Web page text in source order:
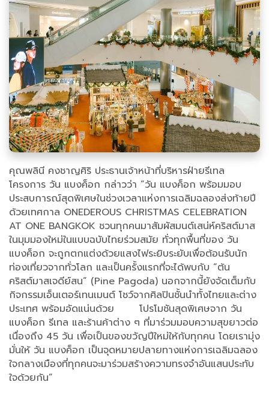
คุณพลินี คงชาญศิริ ประธานเจ้าหน้าที่บริหารฝ่ายรีเทล
โครงการ วัน แบงค็อก กล่าวว่า ”วัน แบงค็อก พร้อมมอบ
ประสบการณ์สุดพิเศษในช่วงเวลาแห่งการเฉลิมฉลองส่งท้ายปี
ด้วยเทศกาล ONEDEROUS CHRISTMAS CELEBRATION
AT ONE BANGKOK ชวนทุกคนมาสัมผัสมนต์เสน่ห์คริสต์มาส
ในมุมมองใหม่ในแบบฉบับไทยร่วมสมัย ทั่วทุกพื้นที่ของ วัน
แบงค็อก จะถูกตกแต่งด้วยแสงไฟระยิบระยับเพื่อต้อนรับนัก
ท่องเที่ยวจากทั่วโลก และเป็นครั้งแรกที่จะได้พบกับ “ต้น
คริสต์มาสเจดีย์สน” (Pine Pagoda) นอกจากนี้ยังจัดเต็มกับ
กิจกรรมเอ็นเตอร์เทนเมนต์ โชว์จากศิลปินชั้นนำทั้งไทยและต่าง
ประเทศ พร้อมอัดแน่นด้วย โปรโมชันสุดพิเศษจาก วัน
แบงค็อก รีเทล และร้านค้าต่าง ๆ ที่มาร่วมมอบความสุขยาวต่อ
เนื่องถึง 45 วัน เพื่อเป็นของขวัญปีใหม่ให้กับทุกคน โดยเรามุ่ง
มั่นให้ วัน แบงค็อก เป็นจุดหมายปลายทางแห่งการเฉลิมฉลอง
ใจกลางเมืองที่ทุกคนจะมาร่วมสร้างความทรงจำอันแสนประทับ
ใจด้วยกัน”